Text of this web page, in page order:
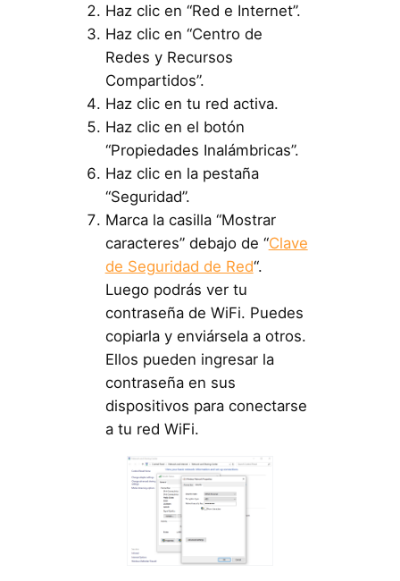
Haz clic en “Red e Internet”.
Haz clic en “Centro de
Redes y Recursos
Compartidos”.
Haz clic en tu red activa.
Haz clic en el botón
“Propiedades Inalámbricas”.
Haz clic en la pestaña
“Seguridad”.
Marca la casilla “Mostrar
caracteres” debajo de “Clave
de Seguridad de Red“.
Luego podrás ver tu
contraseña de WiFi. Puedes
copiarla y enviársela a otros.
Ellos pueden ingresar la
contraseña en sus
dispositivos para conectarse
a tu red WiFi.